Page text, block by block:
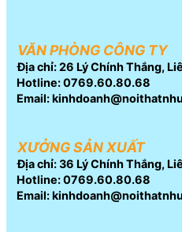
VĂN PHÒNG CÔNG TY
Địa chỉ: 26 Lý Chính Thắng,
Hotline: 0769.60.80.68
Email:
XƯỞNG SẢN XUẤT
Địa chỉ: 36 Lý Chính Thắng,
Hotline: 0769.60.80.68
Email: